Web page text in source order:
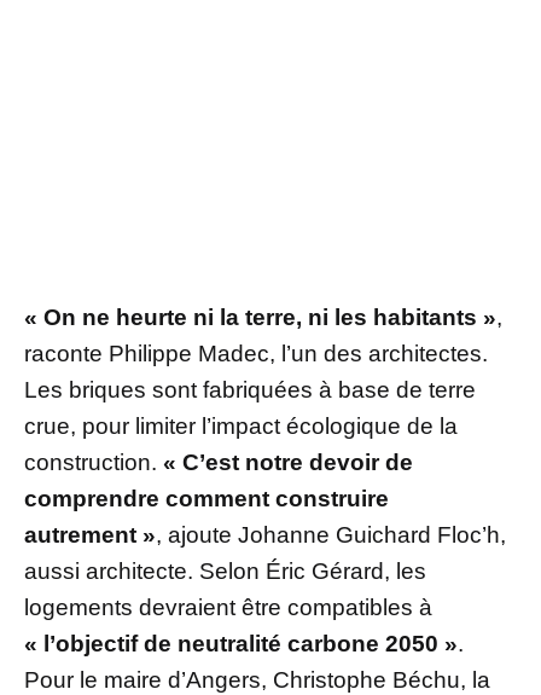
« On ne heurte ni la terre, ni les habitants »,
raconte Philippe Madec, l’un des architectes.
Les briques sont fabriquées à base de terre
crue, pour limiter l’impact écologique de la
construction. « C’est notre devoir de
comprendre comment construire
autrement », ajoute Johanne Guichard Floc’h,
aussi architecte. Selon Éric Gérard, les
logements devraient être compatibles à
« l’objectif de neutralité carbone 2050 ».
Pour le maire d’Angers, Christophe Béchu, la